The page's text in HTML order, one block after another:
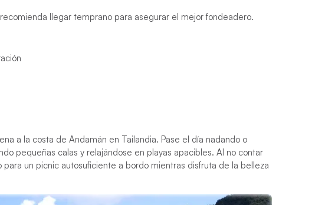
llegar temprano para asegurar el mejor fondeadero.
a la costa de Andamán en Tailandia. Pase el día nadando o
pequeñas calas y relajándose en playas apacibles. Al no contar
un picnic autosuficiente a bordo mientras disfruta de la belleza